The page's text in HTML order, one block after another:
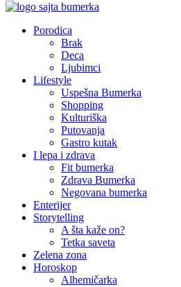
Porodica
Brak
Deca
Ljubimci
Lifestyle
Uspešna Bumerka
Shopping
Kulturiška
Putovanja
Gastro kutak
I lepa i zdrava
Fit bumerka
Zdrava Bumerka
Negovana bumerka
Enterijer
Storytelling
A šta kaže on?
Tetka saveta
Zelena zona
Horoskop
Alhemičarka